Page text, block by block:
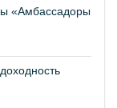
«Амбассадоры